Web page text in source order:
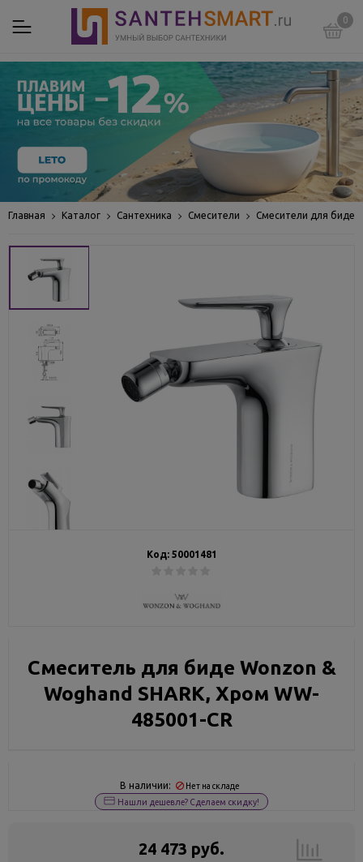
0
Главная Каталог Сантехника Смесители Смесители для биде
Код: 50001481
Смеситель для биде Wonzon &
Woghand SHARK, Хром WW-
485001-CR
В наличии: Нет на складе
Нашли дешевле? Сделаем скидку!
24 473 руб.